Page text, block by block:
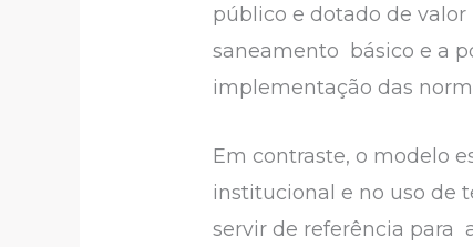
público e dotado de
saneamento básico e a
implementação das
Em contraste, o modelo
institucional e no uso de
servir de referência para